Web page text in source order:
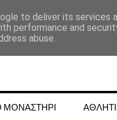
ΜΟΝΑΣΤΗΡΙ
to deliver its services
performance and
abuse.